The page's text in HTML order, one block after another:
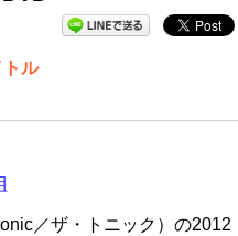
ル
／ザ・トニック）の2012